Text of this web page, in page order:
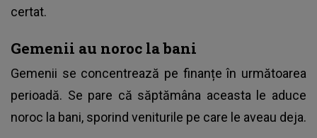
certat.
Gemenii au noroc la bani
Gemenii se concentrează pe finanțe în următoarea
perioadă. Se pare că săptămâna aceasta le aduce
noroc la bani, sporind veniturile pe care le aveau deja.